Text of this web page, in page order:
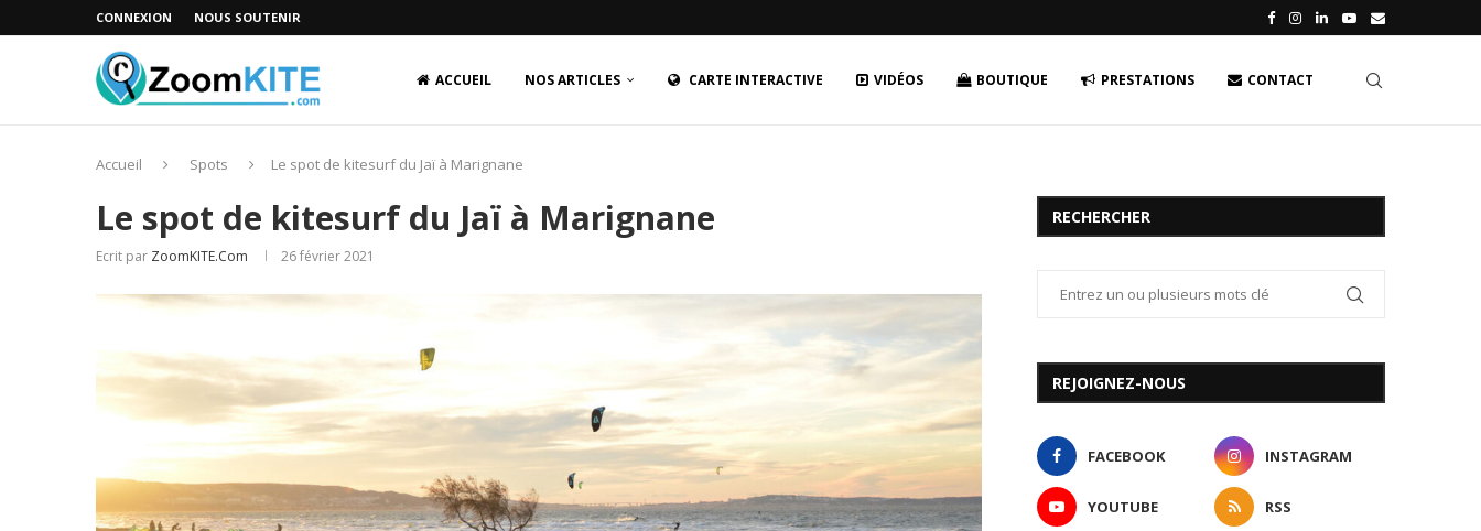
CONNEXION NOUS SOUTENIR
ACCUEIL NOS ARTICLES CARTE INTERACTIVE VIDÉOS BOUTIQUE PRESTATIONS CONTACT
Accueil Spots Le spot de kitesurf du Jaï à Marignane
Le spot de kitesurf du Jaï à Marignane
Ecrit par ZoomKITE.com 26 février 2021
RECHERCHER
REJOIGNEZ-NOUS
FACEBOOK INSTAGRAM
YOUTUBE RSS